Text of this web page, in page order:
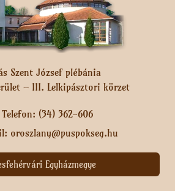
Szent József plébánia
– III. Lelkipásztori körzet
Telefon: (34) 362-606
oroszlany@puspokseg.hu
Egyházmegye